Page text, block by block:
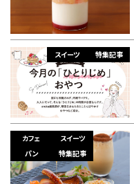
スイーツ 特集記事
カフェ
スイーツ
パン
特集記事